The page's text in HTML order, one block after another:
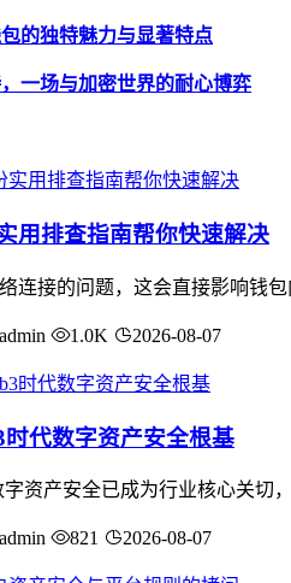
的独特魅力与显著特点
一场与加密世界的耐心博弈
用排查指南帮你快速解决
连接的问题，这会直接影响钱
1.0K 2026-08-07
代数字资产安全根基
资产安全已成为行业核心关切
821 2026-08-07